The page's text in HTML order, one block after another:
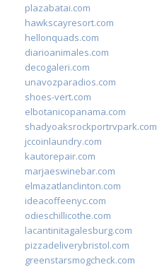
plazabatai.com
hawkscayresort.com
hellonquads.com
diarioanimales.com
decogaleri.com
unavozparadios.com
shoes-vert.com
elbotanicopanama.com
shadyoaksrockportrvpark.com
jccoinlaundry.com
kautorepair.com
marjaeswinebar.com
elmazatlanclinton.com
ideacoffeenyc.com
odieschillicothe.com
lacantinitagalesburg.com
pizzadeliverybristol.com
greenstarsmogcheck.com